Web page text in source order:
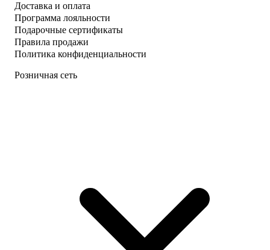
Доставка и оплата
Программа лояльности
Подарочные сертификаты
Правила продажи
Политика конфиденциальности
Розничная сеть